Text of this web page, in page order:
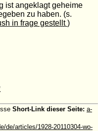
ist angeklagt geheime
zu haben. (s.
in frage gestellt)
Short-Link dieser Seite: a-
de/articles/1928-20110304-wo-